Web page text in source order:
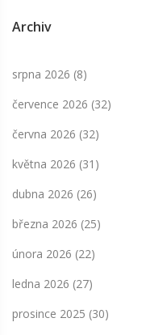
Archiv
srpna 2026 (8)
července 2026 (32)
června 2026 (32)
května 2026 (31)
dubna 2026 (26)
března 2026 (25)
února 2026 (22)
ledna 2026 (27)
prosince 2025 (30)